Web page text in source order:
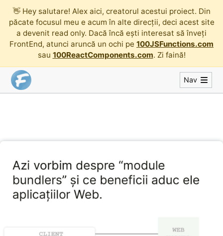
👋 Hey salutare! Alex aici, creatorul acestui proiect. Din
păcate focusul meu e acum în alte direcții, deci acest site
a devenit read only. Dacă încă ești interesat să înveți
FrontEnd, atunci aruncă un ochi pe 100JSFunctions.com
sau 100ReactComponents.com. Zi faină!
Nav